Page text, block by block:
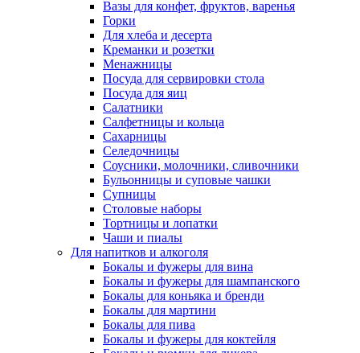
Вазы для конфет, фруктов, варенья
Горки
Для хлеба и десерта
Креманки и розетки
Менажницы
Посуда для сервировки стола
Посуда для яиц
Салатники
Салфетницы и кольца
Сахарницы
Селедочницы
Соусники, молочники, сливочники
Бульонницы и суповые чашки
Супницы
Столовые наборы
Тортницы и лопатки
Чаши и пиалы
Для напитков и алкоголя
Бокалы и фужеры для вина
Бокалы и фужеры для шампанского
Бокалы для коньяка и бренди
Бокалы для мартини
Бокалы для пива
Бокалы и фужеры для коктейля